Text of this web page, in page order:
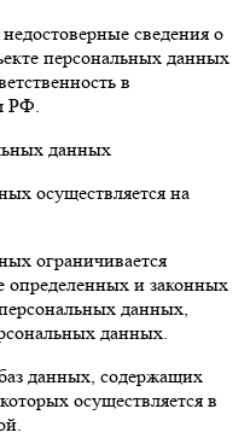
сведения о
персональных данных
в
РФ.
данных
осуществляется на
ограничивается
определенных и законных
данных,
данных.
данных, содержащих
осуществляется в